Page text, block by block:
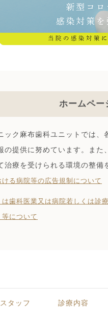
ホームペー
ック麻布歯科ユニットでは、
の提供に努めています。また
治療を受けられる環境の整備
る病院等の広告規制について
は⻭科医業⼜は病院若しくは診
について
タッフ 診療内容